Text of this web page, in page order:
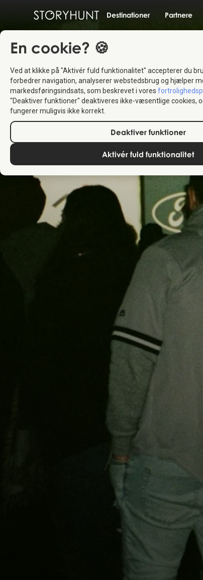
Destinationer Partnere
En cookie? 🍪
Ved at klikke på "Aktivér fuld funktionalitet" accepterer du
forbedrer navigation, analyserer webstedsbrug og hjælper
markedsføringsindsats, som beskrevet i vores
"Deaktiver funktioner" deaktiveres ikke-væsentlige cookies,
fungerer muligvis ikke korrekt.
Deaktiver funktioner
Aktivér fuld funktionalitet